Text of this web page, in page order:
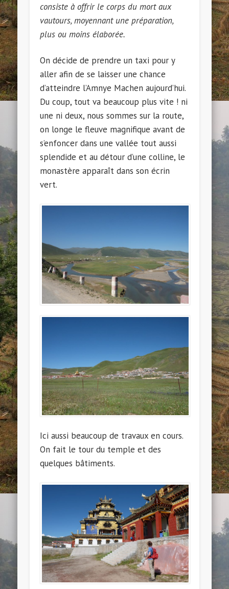
consiste à offrir le corps du mort aux
vautours, moyennant une préparation,
plus ou moins élaborée.
On décide de prendre un taxi pour y
aller afin de se laisser une chance
d’atteindre l’Amnye Machen aujourd’hui.
Du coup, tout va beaucoup plus vite ! ni
une ni deux, nous sommes sur la route,
on longe le fleuve magnifique avant de
s’enfoncer dans une vallée tout aussi
splendide et au détour d’une colline, le
monastère apparaît dans son écrin
vert.
Ici aussi beaucoup de travaux en cours.
On fait le tour du temple et des
quelques bâtiments.